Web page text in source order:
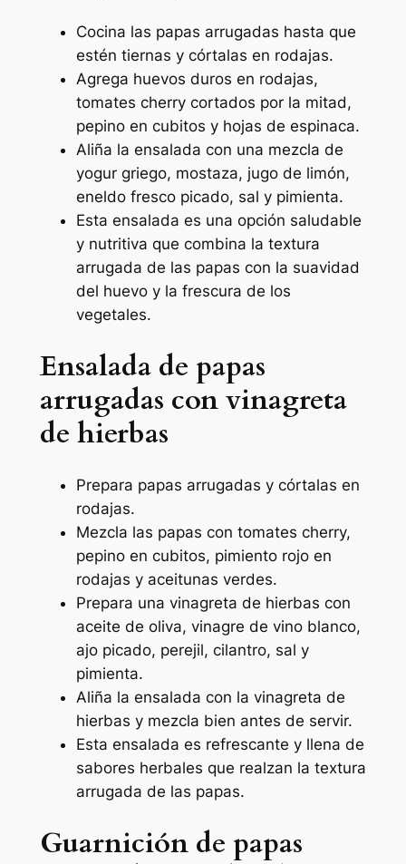
Cocina las papas arrugadas hasta que
estén tiernas y córtalas en rodajas.
Agrega huevos duros en rodajas,
tomates cherry cortados por la mitad,
pepino en cubitos y hojas de espinaca.
Aliña la ensalada con una mezcla de
yogur griego, mostaza, jugo de limón,
eneldo fresco picado, sal y pimienta.
Esta ensalada es una opción saludable
y nutritiva que combina la textura
arrugada de las papas con la suavidad
del huevo y la frescura de los
vegetales.
Ensalada de papas
arrugadas con vinagreta
de hierbas
Prepara papas arrugadas y córtalas en
rodajas.
Mezcla las papas con tomates cherry,
pepino en cubitos, pimiento rojo en
rodajas y aceitunas verdes.
Prepara una vinagreta de hierbas con
aceite de oliva, vinagre de vino blanco,
ajo picado, perejil, cilantro, sal y
pimienta.
Aliña la ensalada con la vinagreta de
hierbas y mezcla bien antes de servir.
Esta ensalada es refrescante y llena de
sabores herbales que realzan la textura
arrugada de las papas.
Guarnición de papas